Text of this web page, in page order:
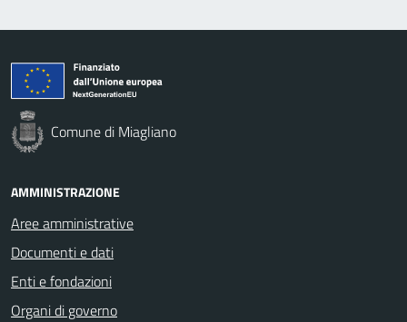
Comune di Miagliano
AMMINISTRAZIONE
Aree amministrative
Documenti e dati
Enti e fondazioni
Organi di governo